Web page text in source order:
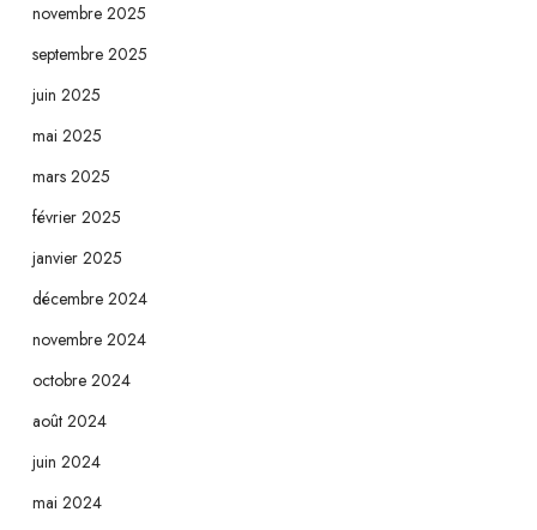
novembre 2025
septembre 2025
juin 2025
mai 2025
mars 2025
février 2025
janvier 2025
décembre 2024
novembre 2024
octobre 2024
août 2024
juin 2024
mai 2024